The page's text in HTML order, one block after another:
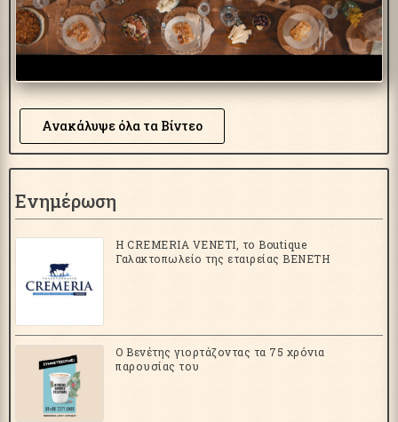
Ανακάλυψε όλα τα Βίντεο
Ενημέρωση
Η CREMERIA VENETI, το Boutique
Γαλακτοπωλείο της εταιρείας ΒΕΝΕΤΗ
Ο Βενέτης γιορτάζοντας τα 75 χρόνια
παρουσίας του